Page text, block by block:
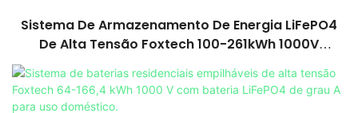
Sistema De Armazenamento De Energia LiFePO4
De Alta Tensão Foxtech 100-261kWh 1000V